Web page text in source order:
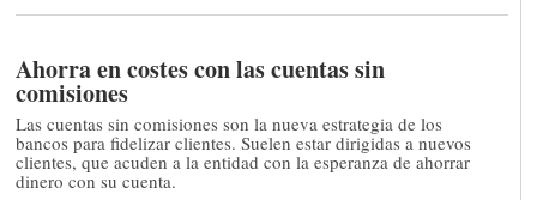
Ahorra en costes con las cuentas sin
comisiones
Las cuentas sin comisiones son la nueva estrategia de los
bancos para fidelizar clientes. Suelen estar dirigidas a nuevos
clientes, que acuden a la entidad con la esperanza de ahorrar
dinero con su cuenta.